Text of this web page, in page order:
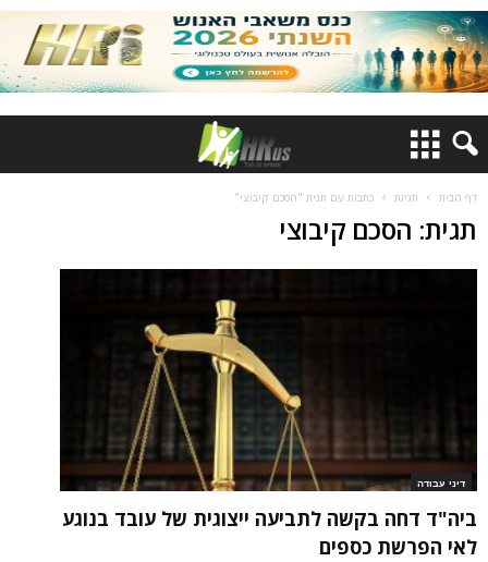
דף הבית תגיות כתבות עם תגית "הסכם קיבוצי"
תגית: הסכם קיבוצי
דיני עבודה
ביה"ד דחה בקשה לתביעה ייצוגית של עובד בנוגע
לאי הפרשת כספים